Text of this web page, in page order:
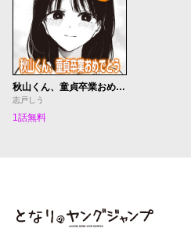
秋山くん、童貞卒業おめでとう
志戸しう
1話無料
となりのヤング